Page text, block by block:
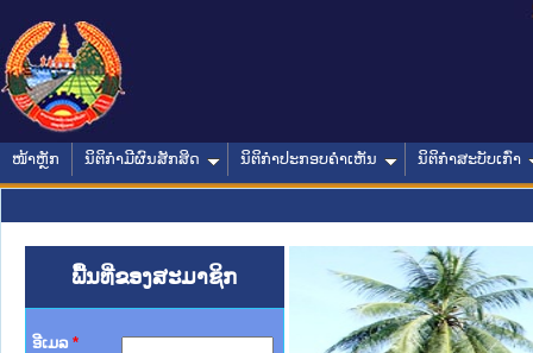
ໜ້າຫຼັກ ນິຕິກໍາມີຜົນສັກສິດ ນິຕິກໍາປະກອບຄໍາເຫັນ ນິຕິກໍາສະບັບເກົ່າ
ພື້ນທີ່ຂອງສະມາຊິກ
ອີເມລ *